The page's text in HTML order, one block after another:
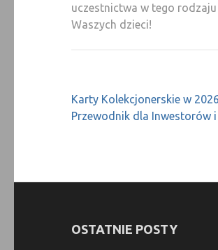
uczestnictwa w tego
Waszych dzieci!
Nawigacja
wpisu
Karty Kolekcjonerskie w
Przewodnik dla Inwestorów
OSTATNIE POSTY